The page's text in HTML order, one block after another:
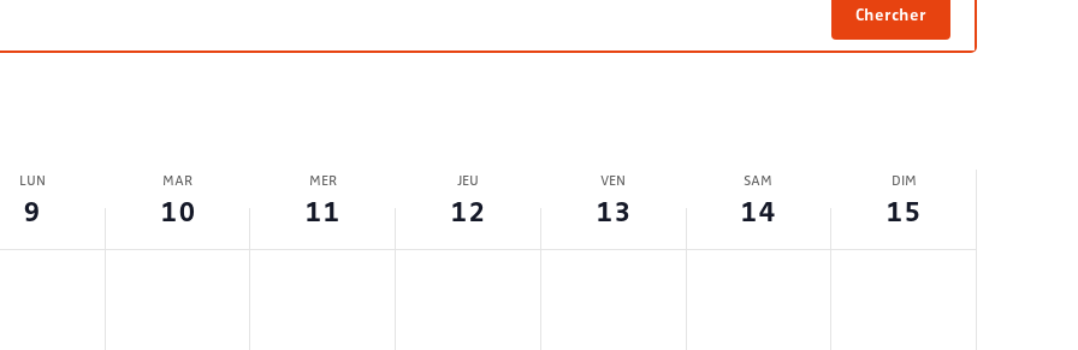
Chercher
LUN
9
MAR
10
MER
11
JEU
12
VEN
13
SAM
14
DIM
15